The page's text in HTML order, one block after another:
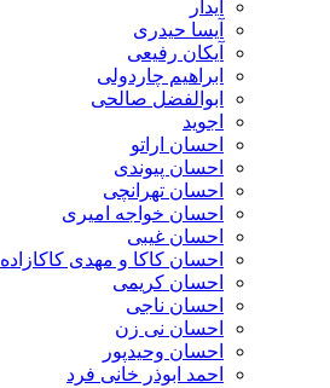
آیدار
آیسا حیدری
آیکان رفیعی
ابراهیم چاردولی
ابوالفضل صالحی
اجوید
احسان اراتو
احسان پیوندی
احسان تهرانچی
احسان خواجه امیری
احسان غیبی
احسان کاکا و مهدی کاکازاده
احسان کریمی
احسان ناجی
احسان نی زن
احسان وحیدپور
احمد ابوذر خانی فرد